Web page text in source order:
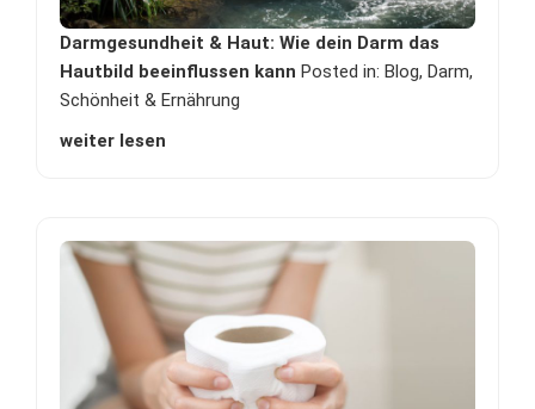
Darmgesundheit & Haut: Wie dein Darm das
Hautbild beeinflussen kann Posted in: Blog,Darm,
Schönheit & Ernährung
weiter lesen